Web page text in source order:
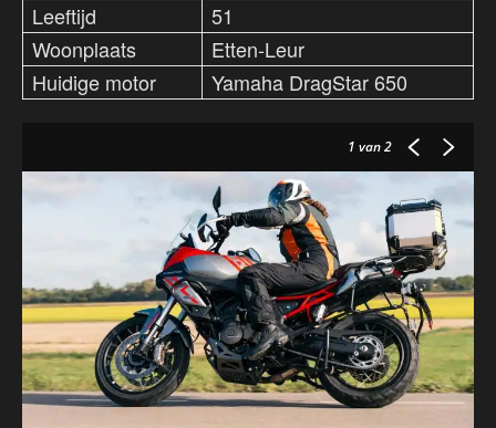
Leeftijd
51
Woonplaats
Etten-Leur
Huidige motor
Yamaha DragStar 650
1 van 2